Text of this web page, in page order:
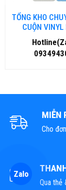
TỔNG KHO
CUỘN VINYL
KHUẨN TẠI
MIỄN
Cho
Qua thẻ
Zalo